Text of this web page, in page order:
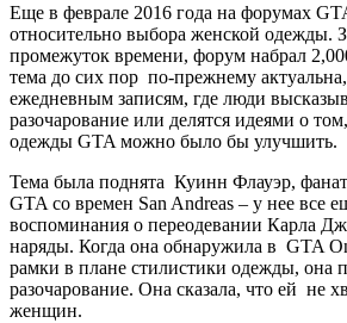
Еще в феврале 2016 года на форумах
относительно выбора женской одежды.
промежуток времени, форум набрал
тема до сих пор по-прежнему
ежедневным записям, где люди
разочарование или делятся идеями о
одежды GTA можно было бы улучшить.
Тема была поднята Куинн Флауэр,
GTA со времен San Andreas – у нее все
воспоминания о переодевании Карла
наряды. Когда она обнаружила в GTA
рамки в плане стилистики одежды, она
разочарование. Она сказала, что ей не
женщин.